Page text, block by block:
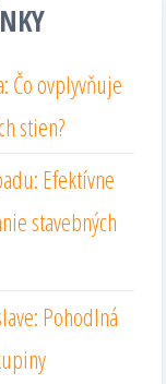
Čo ovplyvňuje
stien?
Efektívne
stavebných
Pohodlná